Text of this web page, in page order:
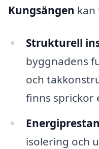
Kungsängen kan
Strukturell
byggnadens
och
finns sprickor
isolering och